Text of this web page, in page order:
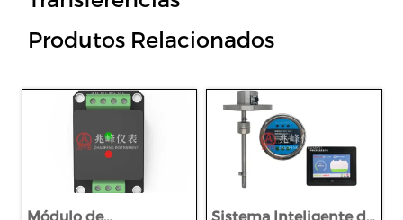
Produtos Relacionados
Módulo de
Sistema Inteligente de